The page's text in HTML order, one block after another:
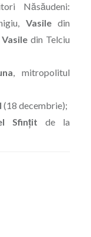
Năsăudeni:
Vasiledin
Vasiledin Telciu
, mitropolitul
(18 decembrie);
Sfinţit de la